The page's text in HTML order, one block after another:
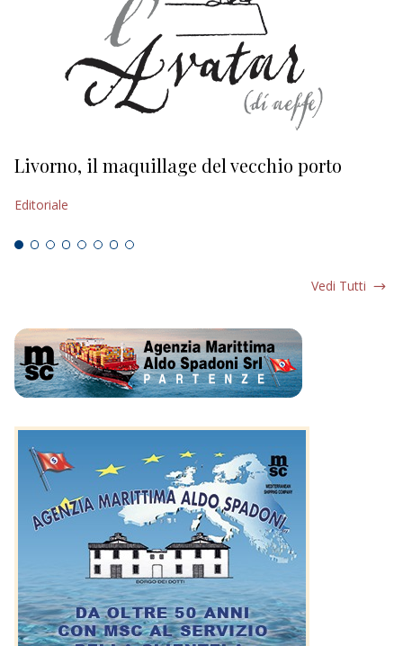
Livorno, il maquillage del vecchio porto
Editoriale
Vedi Tutti